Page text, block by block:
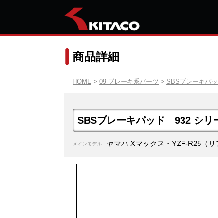
商品詳細
HOME > 09-ブレーキ系パーツ > SBSブレーキパ
SBSブレーキパッド 932 シリ
メインモデル ヤマハ Xマックス・YZF-R25（リ